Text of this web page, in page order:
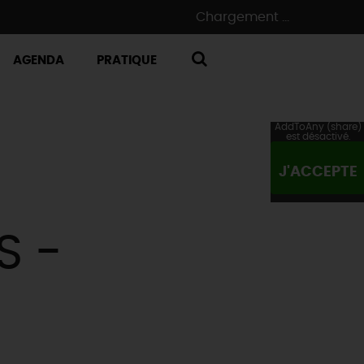
Chargement ...
AGENDA PRATIQUE
-
AddToAny (share)
est désactivé.
J'ACCEPTE